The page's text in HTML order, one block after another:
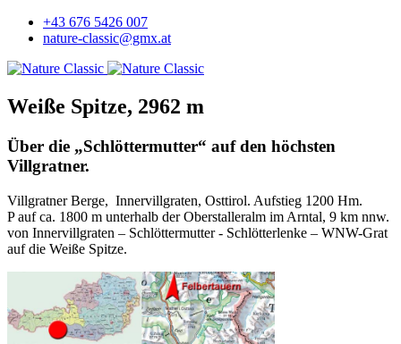
+43 676 5426 007
nature-classic@gmx.at
Weiße Spitze, 2962 m
Über die „Schlöttermutter“ auf den höchsten
Villgratner.
Villgratner Berge, Innervillgraten, Osttirol. Aufstieg 1200 Hm.
P auf ca. 1800 m unterhalb der Oberstalleralm im Arntal, 9 km nnw.
von Innervillgraten – Schlöttermutter - Schlötterlenke – WNW-Grat
auf die Weiße Spitze.